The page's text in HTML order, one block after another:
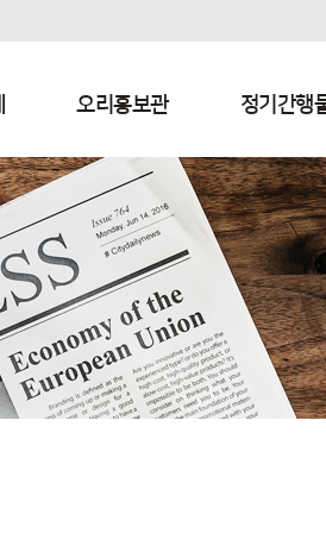
오리홍보관 정기간행